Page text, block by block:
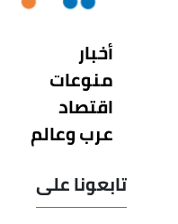
أخبار
منوعات
اقتصاد
عرب وعالم
تابعونا على